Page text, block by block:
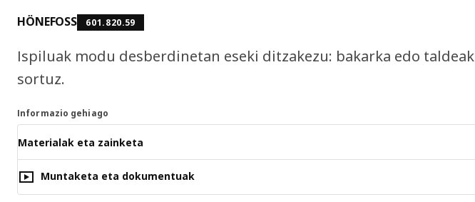
HÖNEFOSS 601.820.59
Ispiluak modu desberdinetan eseki ditzakezu: bakarka edo taldeak
sortuz.
Informazio gehiago
Materialak eta zainketa
Muntaketa eta dokumentuak